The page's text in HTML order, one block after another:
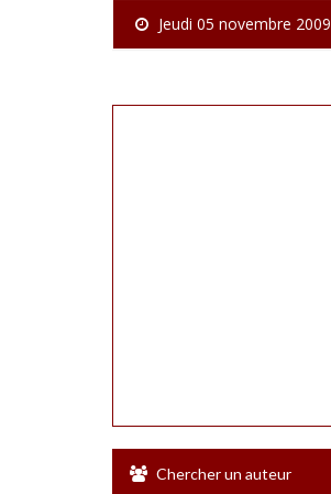
Jeudi 05 novembre 2009
Chercher un auteur